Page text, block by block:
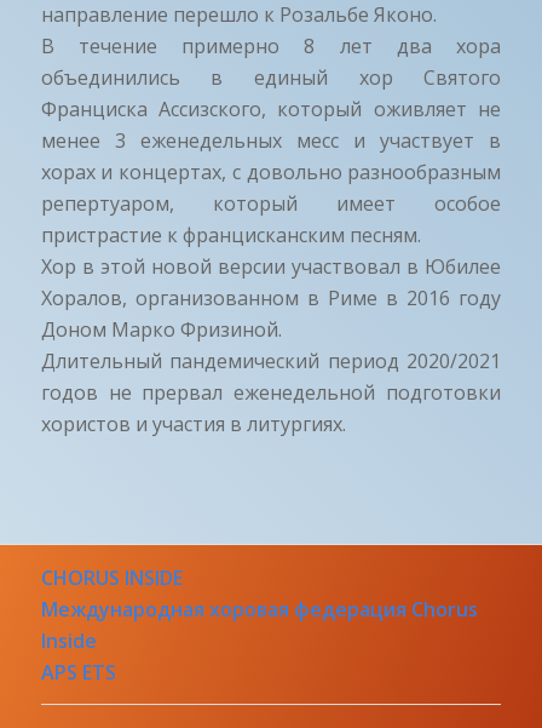
направление перешло к Розальбе Яконо.
В течение примерно 8 лет два хора
объединились в единый хор Святого
Франциска Ассизского, который оживляет не
менее 3 еженедельных месс и участвует в
хорах и концертах, с довольно разнообразным
репертуаром, который имеет особое
пристрастие к францисканским песням.
Хор в этой новой версии участвовал в Юбилее
Хоралов, организованном в Риме в 2016 году
Доном Марко Фризиной.
Длительный пандемический период 2020/2021
годов не прервал еженедельной подготовки
хористов и участия в литургиях.
CHORUS INSIDE
Международная хоровая федерация Chorus
Inside
APS ETS